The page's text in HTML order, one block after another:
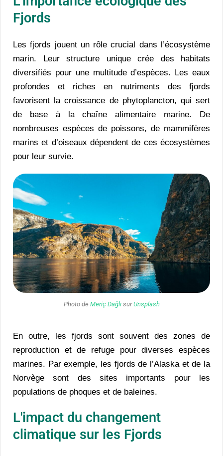
Fjords
Les fjords jouent un rôle crucial dans l’écosystème
marin. Leur structure unique crée des habitats
diversifiés pour une multitude d’espèces. Les eaux
profondes et riches en nutriments des fjords
favorisent la croissance de phytoplancton, qui sert
de base à la chaîne alimentaire marine. De
nombreuses espèces de poissons, de mammifères
marins et d’oiseaux dépendent de ces écosystèmes
pour leur survie.
Photo de Meriç DağlısurUnsplash
En outre, les fjords sont souvent des zones de
reproduction et de refuge pour diverses espèces
marines. Par exemple, les fjords de l’Alaska et de la
Norvège sont des sites importants pour les
populations de phoques et de baleines.
L'impact du changement
climatique sur les Fjords